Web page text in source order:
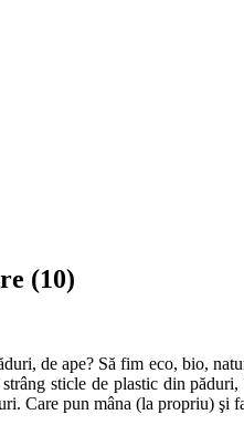
(10)
de ape? Să fim eco, bio,
sticle de plastic din
Care pun mâna (la propriu)